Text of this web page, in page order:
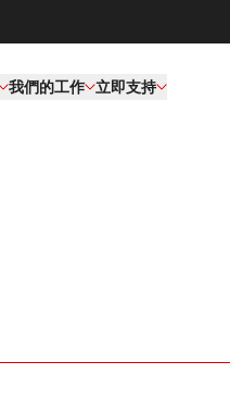
我們的工作​ 立即支持